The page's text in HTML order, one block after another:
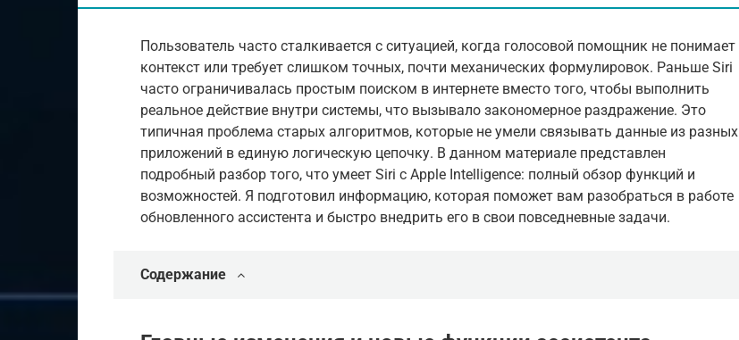
Пользователь часто сталкивается с ситуацией, когда голосовой помощник не понимает
контекст или требует слишком точных, почти механических формулировок. Раньше Siri
часто ограничивалась простым поиском в интернете вместо того, чтобы выполнить
реальное действие внутри системы, что вызывало закономерное раздражение. Это
типичная проблема старых алгоритмов, которые не умели связывать данные из разных
приложений в единую логическую цепочку. В данном материале представлен
подробный разбор того, что умеет Siri с Apple Intelligence: полный обзор функций и
возможностей. Я подготовил информацию, которая поможет вам разобраться в работе
обновленного ассистента и быстро внедрить его в свои повседневные задачи.
Содержание